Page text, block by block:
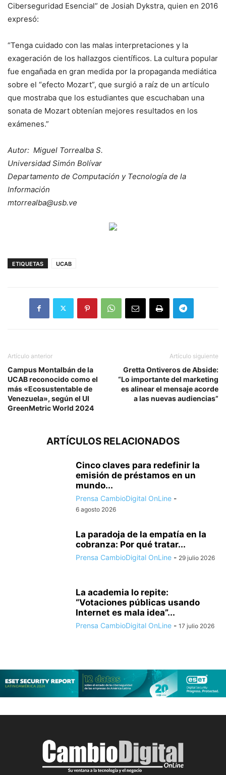
Ciberseguridad Esencial” de Josiah Dykstra, quien en 2016
expresó:
“Tenga cuidado con las malas interpretaciones y la
exageración de los hallazgos científicos. La cultura popular
fue engañada en gran medida por la propaganda mediática
sobre el “efecto Mozart”, que surgió a raíz de un artículo
que mostraba que los estudiantes que escuchaban una
sonata de Mozart obtenían mejores resultados en los
exámenes.”
Autor: Miguel Torrealba S.
Universidad Simón Bolívar
Departamento de Computación y Tecnología de la
Información
mtorrealba@usb.ve
ETIQUETAS UCAB
Artículo anterior
Campus Montalbán de la
UCAB reconocido como el
más «Ecosustentable de
Venezuela», según el UI
GreenMetric World 2024
Artículo siguiente
Gretta Ontiveros de Abside:
“Lo importante del marketing
es alinear el mensaje acorde
a las nuevas audiencias”
ARTÍCULOS RELACIONADOS
Cinco claves para redefinir la
emisión de préstamos en un
mundo...
Prensa CambioDigital OnLine -
6 agosto 2026
La paradoja de la empatía en la
cobranza: Por qué tratar...
Prensa CambioDigital OnLine - 29 julio 2026
La academia lo repite:
“Votaciones públicas usando
Internet es mala idea”...
Prensa CambioDigital OnLine - 17 julio 2026